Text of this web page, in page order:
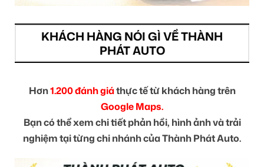
KHÁCH HÀNG NÓI GÌ VỀ THÀNH
PHÁT AUTO
Hơn1.200 đánh giáthực tế từ khách hàng trên
Google Maps.
Bạn có thể xem chi tiết phản hồi, hình ảnh và trải
nghiệm tại từng chi nhánh của Thành Phát Auto.